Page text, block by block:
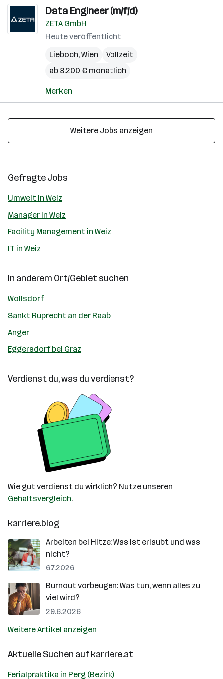
Data Engineer (m/f/d)
ZETA GmbH
Heute veröffentlicht
Lieboch,Wien
Vollzeit
ab 3.200 € monatlich
Merken
Weitere Jobs anzeigen
Gefragte Jobs
Umwelt in Weiz
Manager in Weiz
Facility Management in Weiz
IT in Weiz
In anderem Ort/Gebiet suchen
Wollsdorf
Sankt Ruprecht an der Raab
Anger
Eggersdorf bei Graz
Verdienst du, was du verdienst?
Wie gut verdienst du wirklich? Nutze unseren
Gehaltsvergleich.
karriere.blog
Arbeiten bei Hitze: Was ist erlaubt und was
nicht?
6.7.2026
Burnout vorbeugen: Was tun, wenn alles zu
viel wird?
29.6.2026
Weitere Artikel anzeigen
Aktuelle Suchen aufkarriere.at
Ferialpraktika in Perg (Bezirk)